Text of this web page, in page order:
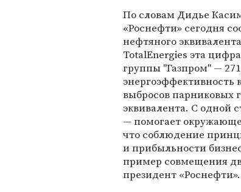
По словам Дидье
«Роснефти» сегодня
нефтяного
TotalEnergies эта
группы "Газпром" —
энергоэффективность
выбросов парниковых
эквивалента. С одной
— помогает
что соблюдение
и прибыльности
пример совмещения
президент «Роснефти».